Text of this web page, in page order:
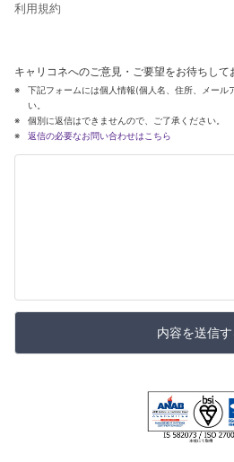
利用規約
キャリコネへのご意見・ご要望をお待ちして
下記フォームには個人情報(個人名、住所、メール
い。
個別に返信はできませんので、ご了承ください。
返信の必要なお問い合わせはこちら
内容を送信す